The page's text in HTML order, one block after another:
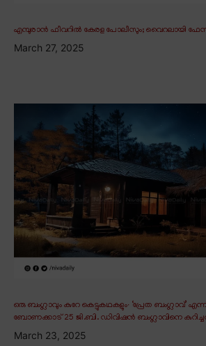
എമ്പുരാൻ ഫീവറിൽ കേരള പോലീസും; വൈറലായി
March 27, 2025
ഒരു ബംഗ്ലാവും കുറേ കെട്ടുകഥകളും∙ ‘പ്രേത ബംഗ്ലാവ്’ എന്ന്
ബോണക്കാട് 25 ജി.ബി. ഡിവിഷൻ ബംഗ്ലാവിനെ
March 23, 2025